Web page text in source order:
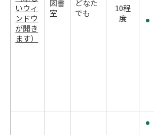
いウィ
ンドウ
が開き
ます）
図書
室
どなた
でも
10程
度